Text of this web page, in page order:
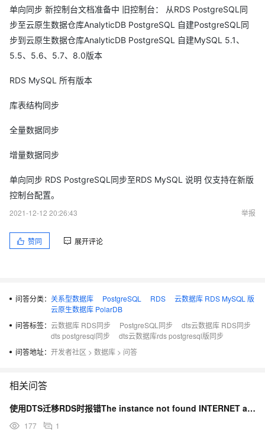
单向同步 新控制台文档准备中 旧控制台： 从RDS PostgreSQL同
步至云原生数据仓库AnalyticDB PostgreSQL 自建PostgreSQL同
步到云原生数据仓库AnalyticDB PostgreSQL 自建MySQL 5.1、
5.5、5.6、5.7、8.0版本
RDS MySQL 所有版本
库表结构同步
全量数据同步
增量数据同步
单向同步 RDS PostgreSQL同步至RDS MySQL 说明 仅支持在新版
控制台配置。
2021-12-12 20:26:43
举报
赞同 展开评论
问答分类： 关系型数据库 PostgreSQL RDS
云数据库 RDS MySQL 版
云原生数据库 PolarDB
问答标签： 云数据库 RDS同步 PostgreSQL同步
dts云数据库 RDS同步
dts postgresql同步
dts云数据库rds postgresql版同步
问答地址： 开发者社区 > 数据库 > 问答
相关问答
使用DTS迁移RDS时报错The instance not found INTERNET av...
177 1